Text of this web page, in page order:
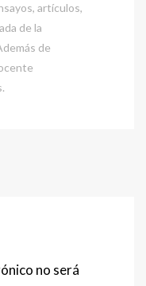
artículos,
de la
de
no será